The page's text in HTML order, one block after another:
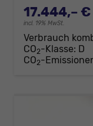
17.444,– €
incl. 19% MwSt.
Verbrauch
CO2-Klasse: D
CO2-